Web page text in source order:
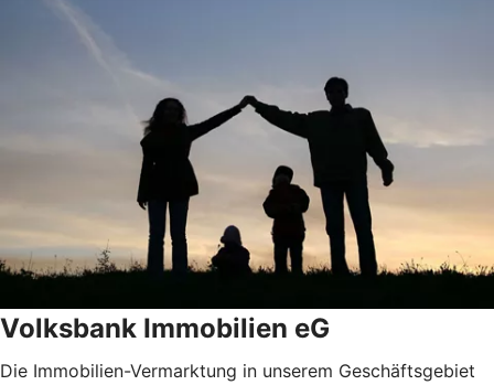
Volksbank Immobilien eG
Die Immobilien-Vermarktung in unserem Geschäftsgebiet